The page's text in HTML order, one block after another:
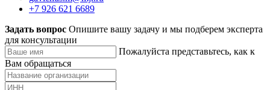
+7 926 621 6689
Задать вопрос Опишите вашу задачу и мы подберем эксперта
для консультации
Пожалуйста представьтесь, как к
Вам обращаться